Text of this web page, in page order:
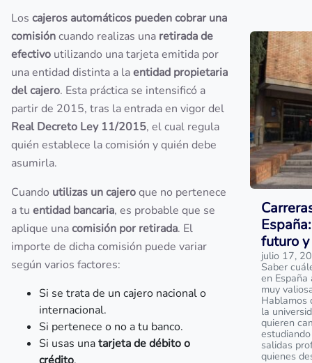
Los cajeros automáticos pueden cobrar una
comisióncuando realizas una retirada de
efectivo utilizando una tarjeta emitida por
una entidad distinta a laentidad propietaria
del cajero. Esta práctica se intensificó a
partir de 2015, tras la entrada en vigor del
Real Decreto Ley 11/2015, el cual regula
quién establece la comisión y quién debe
asumirla.
Cuando utilizas un cajeroque no pertenece
a tu entidad bancaria, es probable que se
aplique unacomisión por retirada. El
importe de dicha comisión puede variar
según varios factores:
Si se trata de un cajero nacional o
internacional.
Si pertenece o no a tu banco.
Si usas unatarjeta de débito o
futuro
julio 17,
Saber
en
muy
Hablamos
la
quieren
salidas
quienes